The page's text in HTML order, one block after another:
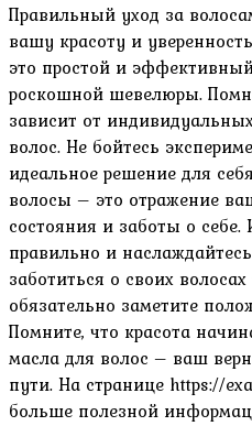
Правильный уход за
вашу красоту и
это простой и
роскошной шевелюры.
зависит от
волос. Не бойтесь
идеальное решение для
волосы – это отражение
состояния и заботы о
правильно и
заботиться о своих
обязательно заметите
Помните‚ что красота
масла для волос – ваш
пути. На странице https://
больше полезной